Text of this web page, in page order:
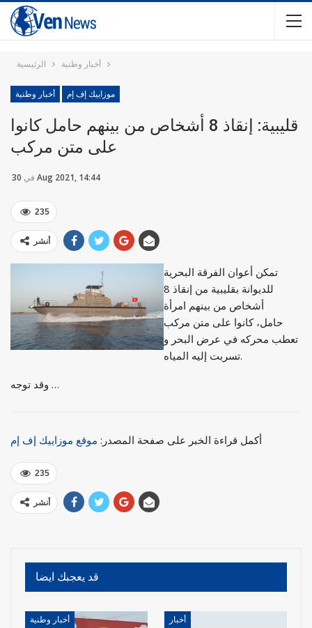
الرئيسية أخبار وطنية
أخبار وطنية موزاييك إف إم
قليبية: إنقاذ 8 أشخاص من بينهم حامل كانوا
على متن مركب
في 30 Aug 2021, 14:44
235
أنشر
تمكن أعوان الفرقة البحرية
للديوانة بقليبية من إنقاذ 8
أشخاص من بينهم امرأة
حامل، كانوا على متن مركب
تعطب محركه في عرض البحر و
تسربت إليه المياه.
وقد توجه …
أكمل قراءة الخبر على صفحة المصدر: موقع موزاييك إف إم
235
أنشر
قد يعجبك ايضا
أخبار وطنية أخبار